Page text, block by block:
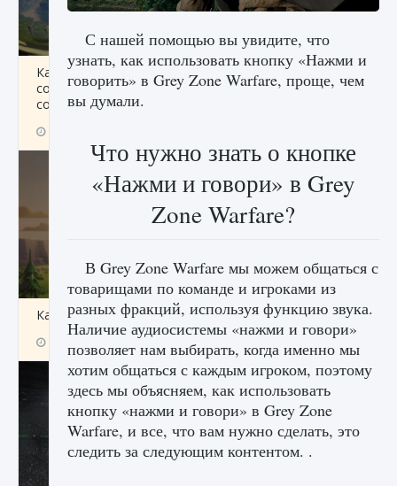
Как исправить ошибку Palworld «Идет
сохранение мира — Невозможно начать
сохранение данных мира»
Как заработать медали лиги Clash of Clans
С нашей помощью вы увидите, что
узнать, как использовать кнопку «Нажми и
говорить» в Grey Zone Warfare, проще, чем
вы думали.
Что нужно знать о кнопке
«Нажми и говори» в Grey
Zone Warfare?
В Grey Zone Warfare мы можем общаться с
товарищами по команде и игроками из
разных фракций, используя функцию звука.
Наличие аудиосистемы «нажми и говори»
позволяет нам выбирать, когда именно мы
хотим общаться с каждым игроком, поэтому
здесь мы объясняем, как использовать
кнопку «нажми и говори» в Grey Zone
Warfare, и все, что вам нужно сделать, это
следить за следующим контентом. .